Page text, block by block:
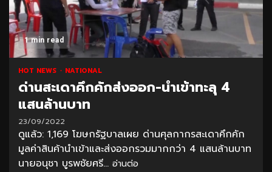
1 min read
HOT NEWS NATIONAL
ด่านสะเดาคึกคักส่งออก-นำเข้าทะลุ 4
แสนล้านบาท
23/09/2022
ดูแล้ว: 1,169 โฆษกรัฐบาลเผย ด่านศุลกากรสะเดาคึกคัก
มูลค่าสินค้านำเข้าและส่งออกรวมมากกว่า 4 แสนล้านบาท
นายอนุชา บูรพชัยศรี... อ่านต่อ